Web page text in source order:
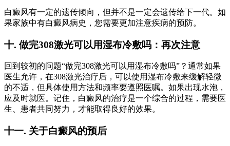
白癜风有一定的遗传倾向，但并不是一定会遗传给下一代。如
果家族中有白癜风病史，您需要更加注意疾病的预防。
十. 做完308激光可以用湿布冷敷吗：再次注意
回到较初的问题“做完308激光可以用湿布冷敷吗”？通常如果
医生允许，在308激光治疗后，可以使用湿布冷敷来缓解轻微
的不适，但具体使用方法和频率要遵照医嘱。如果出现水泡，
应及时就医。记住，白癜风的治疗是一个综合的过程，需要医
生、患者共同努力，才能取得良好的效果。
十一. 关于白癜风的预后